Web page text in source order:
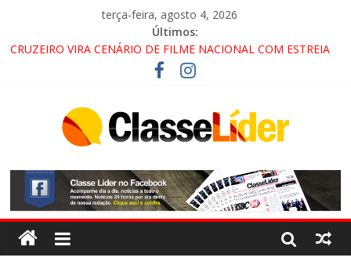
terça-feira, agosto 4, 2026
Últimos:
CRUZEIRO VIRA CENÁRIO DE FILME NACIONAL COM ESTREIA
PROMOTOR DO GAECO
ACESSO À APARECIDA NA DUTRA SERÁ BLOQUEADO NO FIM
ALTERNATIVAS
LORENA, PINDAMONHANGABA E QUELUZ NA RETA FINAL
PELA FÁBRICA DA COCA-COLA!